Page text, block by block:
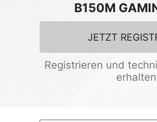
B150M
JETZT
Registrieren und
erhalten